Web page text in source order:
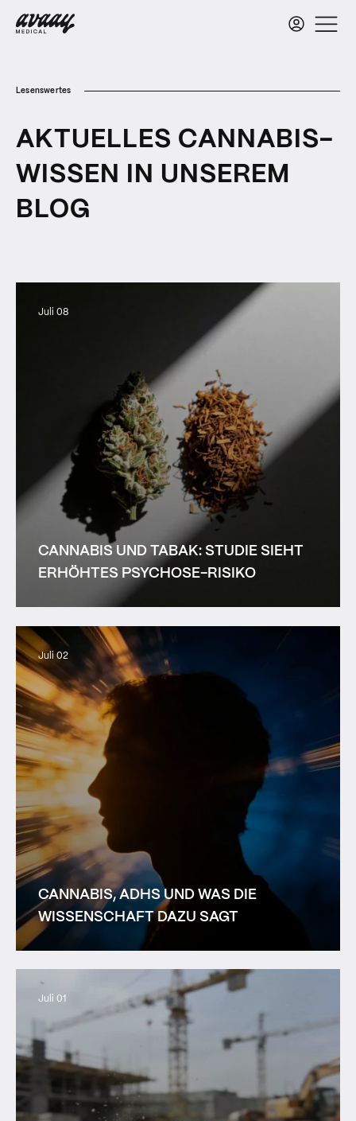
Lesenswertes
AKTUELLES CANNABIS-
WISSEN IN UNSEREM
BLOG
CANNABIS UND TABAK: STUDIE SIEHT
ERHÖHTES PSYCHOSE-RISIKO
Juli 08
CANNABIS, ADHS UND WAS DIE
WISSENSCHAFT DAZU SAGT
Juli 02
Juli 01